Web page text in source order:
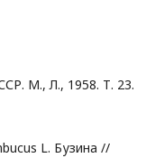
М., Л., 1958. Т. 23.
L. Бузина //